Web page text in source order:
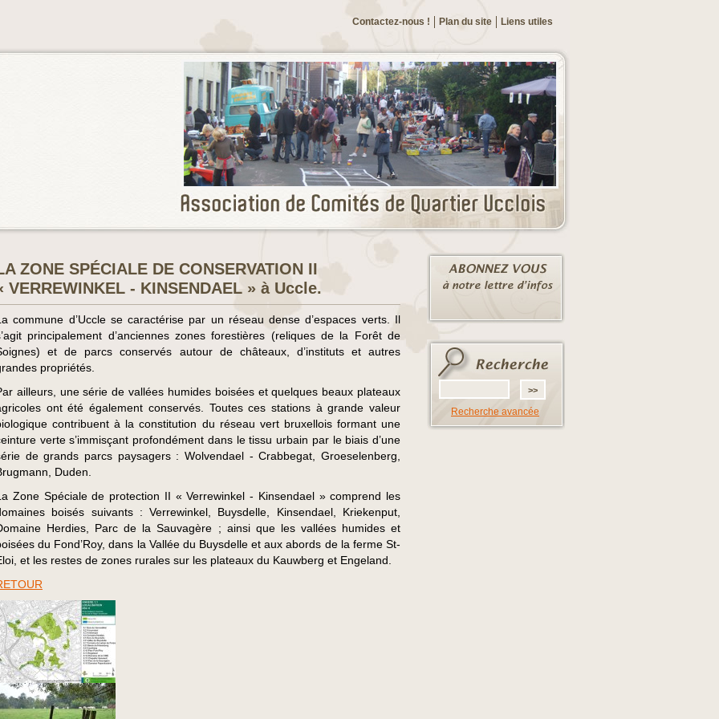
Liens utiles
Plan du site
Contactez-nous !
ZONE SPÉCIALE DE CONSERVATION II
VERREWINKEL - KINSENDAEL » à Uccle.
commune d’Uccle se caractérise par un réseau dense d’espaces verts. Il
principalement d’anciennes zones forestières (reliques de la Forêt de
et de parcs conservés autour de châteaux, d’instituts et autres
propriétés.
ailleurs, une série de vallées humides boisées et quelques beaux plateaux
ont été également conservés. Toutes ces stations à grande valeur
contribuent à la constitution du réseau vert bruxellois formant une
verte s’immisçant profondément dans le tissu urbain par le biais d’une
de grands parcs paysagers : Wolvendael - Crabbegat, Groeselenberg,
Duden.
Zone Spéciale de protection II « Verrewinkel - Kinsendael » comprend les
boisés suivants : Verrewinkel, Buysdelle, Kinsendael, Kriekenput,
Herdies, Parc de la Sauvagère ; ainsi que les vallées humides et
du Fond’Roy, dans la Vallée du Buysdelle et aux abords de la ferme St-
et les restes de zones rurales sur les plateaux du Kauwberg et Engeland.
Recherche avancée